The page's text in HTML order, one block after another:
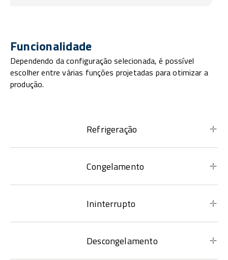
Funcionalidade
Dependendo da configuração selecionada, é possível
escolher entre várias funções projetadas para otimizar a
produção.
Refrigeração
Congelamento
Ininterrupto
Descongelamento